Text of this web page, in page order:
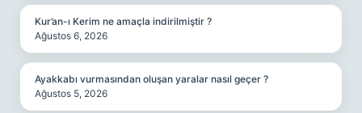
Kur’an-ı Kerim ne amaçla indirilmiştir ?
Ağustos 6, 2026
Ayakkabı vurmasından oluşan yaralar nasıl geçer ?
Ağustos 5, 2026